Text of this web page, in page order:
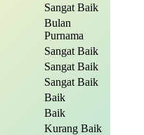
Sangat Baik
Bulan
Purnama
Sangat Baik
Sangat Baik
Sangat Baik
Baik
Baik
Kurang Baik